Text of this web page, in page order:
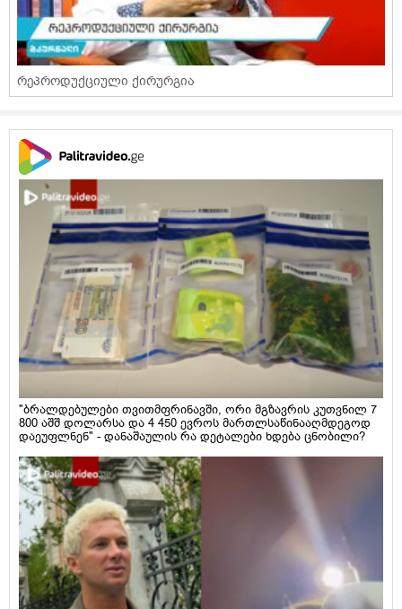
რეპროდუქციული ქირურგია
"ბრალდებულები თვითმფრინავში, ორი მგზავრის კუთვნილ 7
800 აშშ დოლარსა და 4 450 ევროს მართლსაწინააღმდეგოდ
დაეუფლნენ" - დანაშაულის რა დეტალები ხდება ცნობილი?